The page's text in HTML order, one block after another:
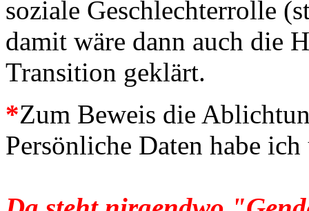
soziale Geschlechterrolle
damit wäre dann auch die
Transition geklärt.
*Zum Beweis die
Persönliche Daten habe